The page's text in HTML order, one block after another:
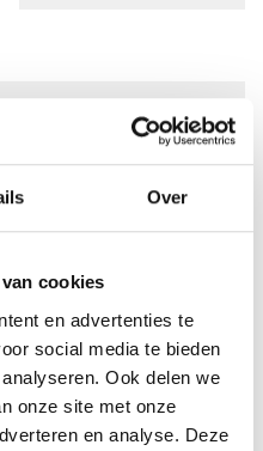
Over
cookies
en advertenties te
social media te bieden
Ook delen we
onze site met onze
en analyse. Deze
in EPDM-verwerking